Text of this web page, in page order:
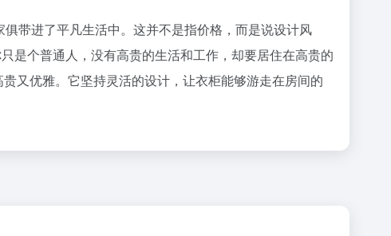
带进了平凡生活中。这并不是指价格，而是说设计风
是个普通人，没有高贵的生活和工作，却要居住在高贵的
又优雅。它坚持灵活的设计，让衣柜能够游走在房间的